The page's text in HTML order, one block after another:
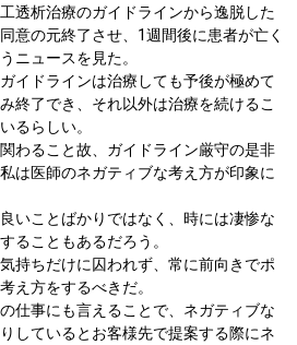
透析治療のガイドラインから逸脱した
意の元終了させ、1週間後に患者が亡く
ニュースを見た。
イドラインは治療しても予後が極めて
終了でき、それ以外は治療を続けるこ
るらしい。
わること故、ガイドライン厳守の是非
は医師のネガティブな考え方が印象に
いことばかりではなく、時には凄惨な
ることもあるだろう。
持ちだけに囚われず、常に前向きでポ
え方をするべきだ。
仕事にも言えることで、ネガティブな
しているとお客様先で提案する際にネ